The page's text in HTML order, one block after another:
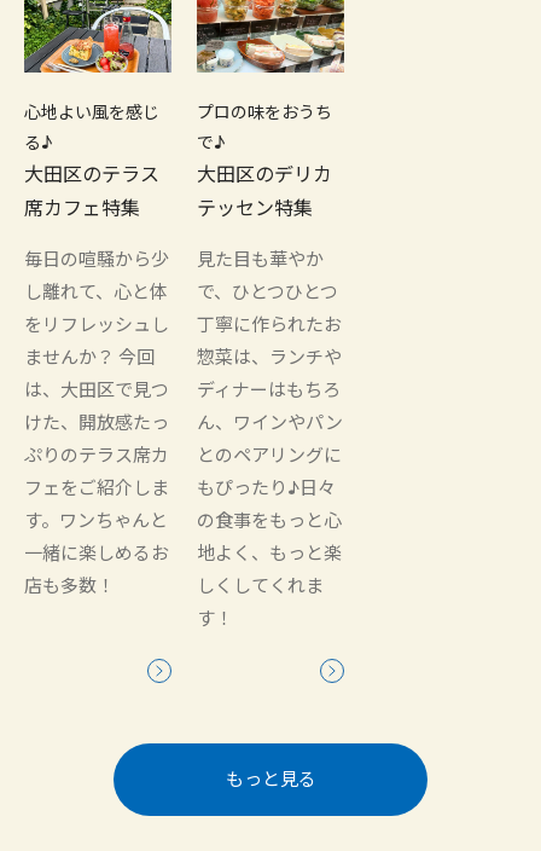
心地よい風を感じ
る♪
大田区のテラス
席カフェ特集
毎日の喧騒から少
し離れて、心と体
をリフレッシュし
ませんか？ 今回
は、大田区で見つ
けた、開放感たっ
ぷりのテラス席カ
フェをご紹介しま
す。ワンちゃんと
一緒に楽しめるお
店も多数！
プロの味をおうち
で♪
大田区のデリカ
テッセン特集
見た目も華やか
で、ひとつひとつ
丁寧に作られたお
惣菜は、ランチや
ディナーはもちろ
ん、ワインやパン
とのペアリングに
もぴったり♪日々
の食事をもっと心
地よく、もっと楽
しくしてくれま
す！
もっと見る